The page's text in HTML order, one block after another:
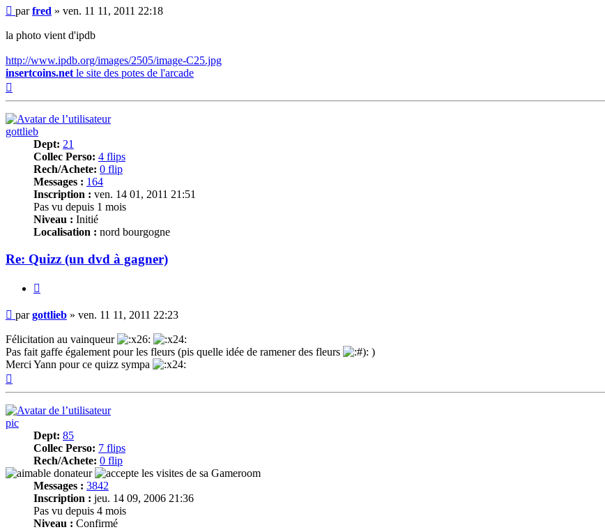
Message
parfred » ven. 11 11, 2011 22:18
la photo vient d'ipdb
http://www.ipdb.org/images/2505/image-C25.jpg
insertcoins.netle site des potes de l'arcade
gottlieb
Dept: 21
Collec Perso: 4 flips
Rech/Achete: 0 flip
Messages : 164
Inscription : ven. 14 01, 2011 21:51
Pas vu depuis 1 mois
Niveau : Initié
Localisation : nord bourgogne
Re: Quizz (un dvd à gagner)
Message
pargottlieb » ven. 11 11, 2011 22:23
Félicitation au vainqueur
Pas fait gaffe également pour les fleurs (pis quelle idée de ramener des fleurs
)
Merci Yann pour ce quizz sympa
pic
Dept: 85
Collec Perso: 7 flips
Rech/Achete: 0 flip
Messages : 3842
Inscription : jeu. 14 09, 2006 21:36
Pas vu depuis 4 mois
Niveau : Confirmé